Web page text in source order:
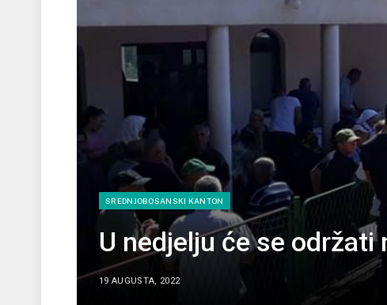
SREDNJOBOSANSKI KANTON
U nedjelju će se održati
19 AUGUSTA, 2022